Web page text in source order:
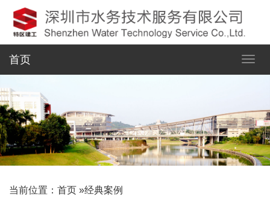
首页
当前位置： 首页 »经典案例